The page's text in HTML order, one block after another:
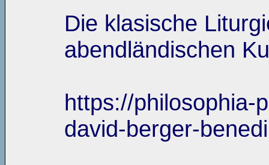
Die klasische
abendländischen
https://philosophia-
david-berger-